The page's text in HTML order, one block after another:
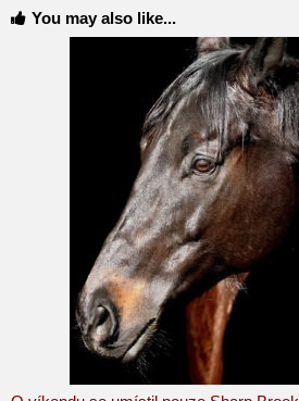
You may also like...